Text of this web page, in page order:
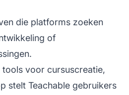
die platforms zoeken
of
voor cursuscreatie,
stelt Teachable gebruikers